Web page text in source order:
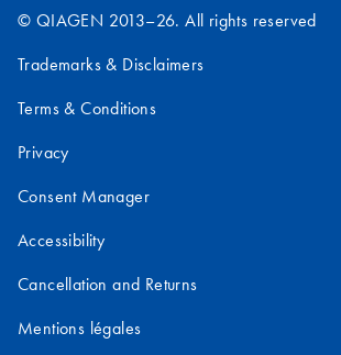
© QIAGEN 2013–26. All rights reserved
Trademarks & Disclaimers
Terms & Conditions
Privacy
Consent Manager
Accessibility
Cancellation and Returns
Mentions légales